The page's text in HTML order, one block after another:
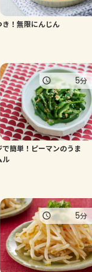
き！無限にんじん
で簡単！ピーマンのうま
ル
5分
5分